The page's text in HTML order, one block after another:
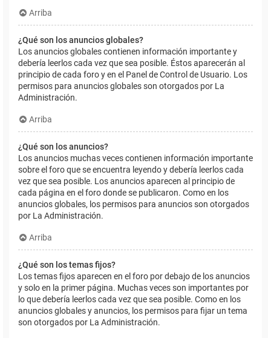
Arriba
¿Qué son los anuncios globales?
Los anuncios globales contienen información importante y
debería leerlos cada vez que sea posible. Éstos aparecerán al
principio de cada foro y en el Panel de Control de Usuario. Los
permisos para anuncios globales son otorgados por La
Administración.
Arriba
¿Qué son los anuncios?
Los anuncios muchas veces contienen información importante
sobre el foro que se encuentra leyendo y debería leerlos cada
vez que sea posible. Los anuncios aparecen al principio de
cada página en el foro donde se publicaron. Como en los
anuncios globales, los permisos para anuncios son otorgados
por La Administración.
Arriba
¿Qué son los temas fijos?
Los temas fijos aparecen en el foro por debajo de los anuncios
y solo en la primer página. Muchas veces son importantes por
lo que debería leerlos cada vez que sea posible. Como en los
anuncios globales y anuncios, los permisos para fijar un tema
son otorgados por La Administración.